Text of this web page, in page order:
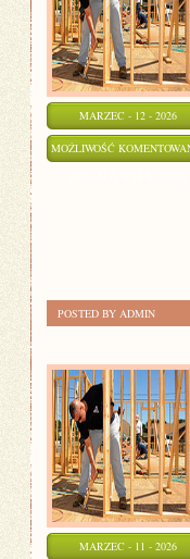
MARZEC - 12 - 2026
MOŻLIWOŚĆ
POSTED BY ADMIN
MARZEC - 11 - 2026